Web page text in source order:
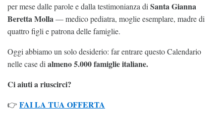
per mese dalle parole e dalla testimonianza di Santa Gianna
Beretta Molla— medico pediatra, moglie esemplare, madre di
quattro figli e patrona delle famiglie.
Oggi abbiamo un solo desiderio: far entrare questo Calendario
nelle case di almeno 5.000 famiglie italiane.
Ci aiuti a riuscirci?
👉 FAI LA TUA OFFERTA